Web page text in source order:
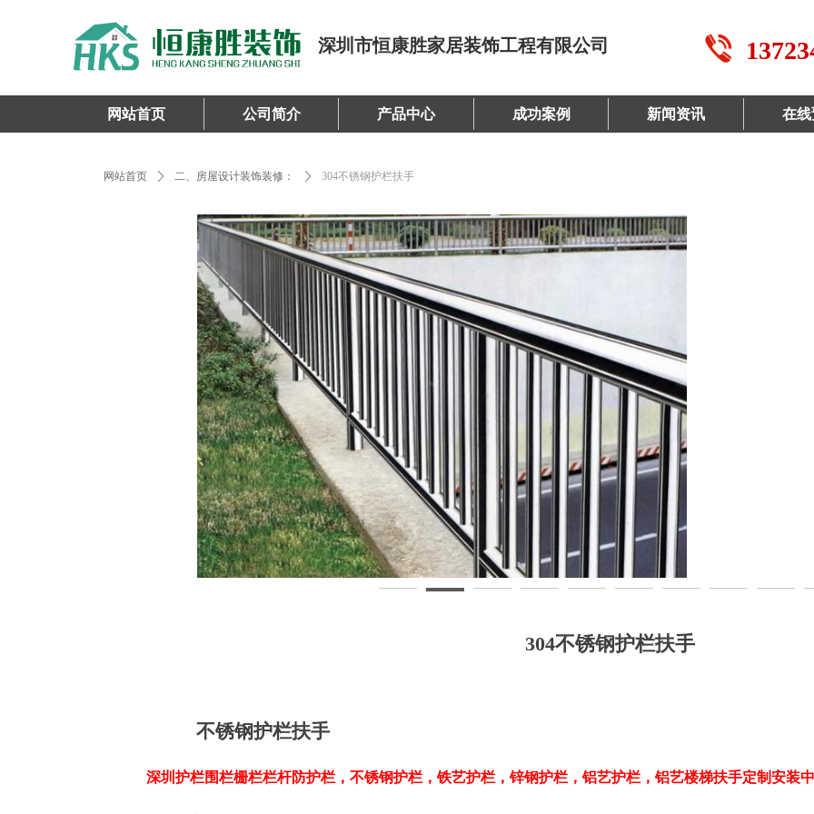
深圳市恒康胜家居装饰工程有限公司
网站首页 公司简介 产品中心 成功案例 新闻资讯 在
网站首页 ꄲ 二、房屋设计装饰装修： ꄲ 304不锈钢护栏扶手
304不锈钢护栏扶手
不锈钢护栏扶手
深圳护栏围栏栅栏栏杆防护栏，不锈钢护栏，铁艺护栏，锌钢护栏，铝艺护栏，铝艺楼梯扶手定制安装